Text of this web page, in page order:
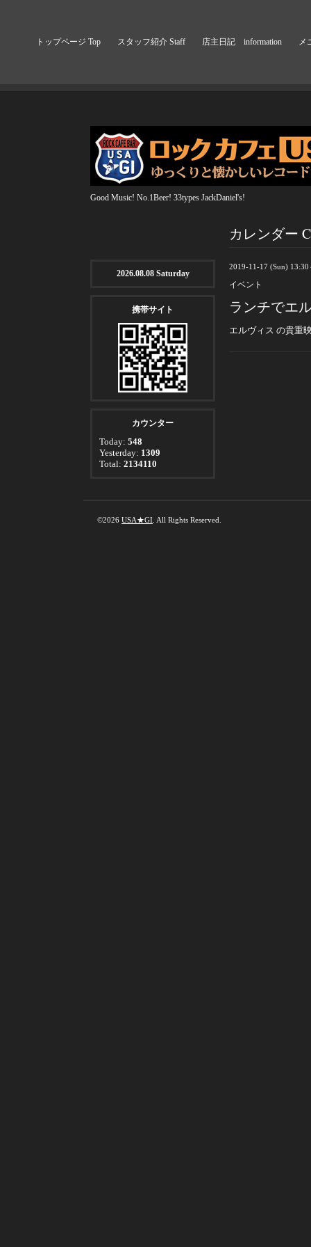
トップページ Top スタッフ紹介 Staff 店主日記 information メ
Good Music! No.1Beer! 33types JackDaniel's!
カレンダー
2019-11-17 (Sun) 13:30
イベント
ランチでエ
エルヴィス の貴重
2026.08.08 Saturday
携帯サイト
カウンター
Today: 548
Yesterday: 1309
Total: 2134110
©2026 USA★GI . All Rights Reserved.